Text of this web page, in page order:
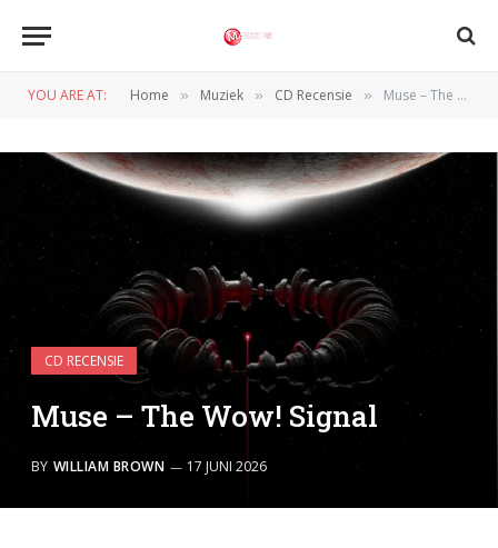
YOU ARE AT: Home » Muziek » CD Recensie » Muse – The Wow! Signal
CD RECENSIE
Muse – The Wow! Signal
BY WILLIAM BROWN 17 JUNI 2026